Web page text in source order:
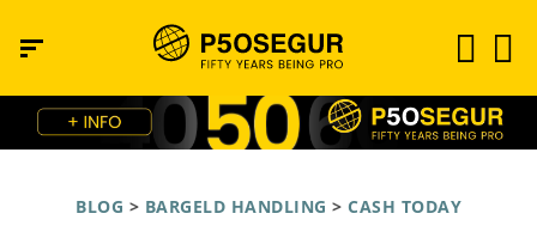
BLOG > BARGELD HANDLING > CASH TODAY